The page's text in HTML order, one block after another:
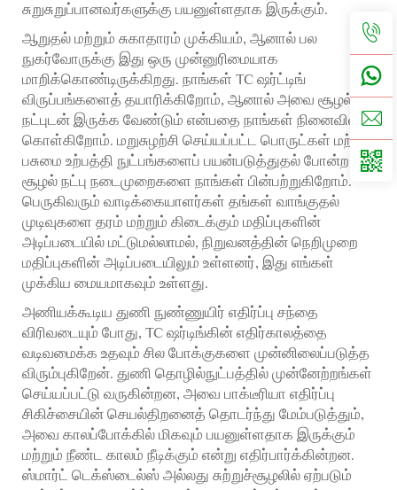
சுறுசுறுப்பானவர்களுக்கு பயனுள்ளதாக இருக்கும்.
ஆறுதல் மற்றும் சுகாதாரம் முக்கியம், ஆனால் பல
நுகர்வோருக்கு இது ஒரு முன்னுரிமையாக
மாறிக்கொண்டிருக்கிறது. நாங்கள் TC ஷர்ட்டிங்
விருப்பங்களைத் தயாரிக்கிறோம், ஆனால் அவை சூழல்
நட்புடன் இருக்க வேண்டும் என்பதை நாங்கள் நினைவில்
கொள்கிறோம். மறுசுழற்சி செய்யப்பட்ட பொருட்கள் மற்றும்
பசுமை உற்பத்தி நுட்பங்களைப் பயன்படுத்துதல் போன்ற
சூழல் நட்பு நடைமுறைகளை நாங்கள் பின்பற்றுகிறோம்.
பெருகிவரும் வாடிக்கையாளர்கள் தங்கள் வாங்குதல்
முடிவுகளை தரம் மற்றும் கிடைக்கும் மதிப்புகளின்
அடிப்படையில் மட்டுமல்லாமல், நிறுவனத்தின் நெறிமுறை
மதிப்புகளின் அடிப்படையிலும் உள்ளனர், இது எங்கள்
முக்கிய மையமாகவும் உள்ளது.
அணியக்கூடிய துணி நுண்ணுயிர் எதிர்ப்பு சந்தை
விரிவடையும் போது, TC ஷர்டிங்கின் எதிர்காலத்தை
வடிவமைக்க உதவும் சில போக்குகளை முன்னிலைப்படுத்த
விரும்புகிறேன். துணி தொழில்நுட்பத்தில் முன்னேற்றங்கள்
செய்யப்பட்டு வருகின்றன, அவை பாக்டீரியா எதிர்ப்பு
சிகிச்சையின் செயல்திறனைத் தொடர்ந்து மேம்படுத்தும்,
அவை காலப்போக்கில் மிகவும் பயனுள்ளதாக இருக்கும்
மற்றும் நீண்ட காலம் நீடிக்கும் என்று எதிர்பார்க்கின்றன.
ஸ்மார்ட் டெக்ஸ்டைல்ஸ் அல்லது சுற்றுச்சூழலில் ஏற்படும்